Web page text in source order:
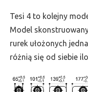
wys.
665,
szer.
Tesi 4 to kolejny
Model
rurek ułożonych
różnią się od siebie